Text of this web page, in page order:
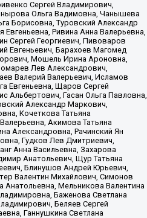
Сергей Владимирович,
Ольга Вадимовна, Чанышева
Борисовна, Туровский Александр
Евгеньевна, Ривина Анна Валерьевна,
Сергей Георгиевич, Пивоваров
Евгеньевич, Барахоев Магомед
Мошель Ирина Ароновна,
Лев Александрович,
Валерий Валерьевич, Исламов
Евгеньевна, Щаров Сергей
Альбертович, Гасан Ольга Павловна,
Александр Маркович,
Кочеткова Татьяна
Акимова Татьяна
Александровна, Рачинский Ян
Гудков Лев Дмитриевич,
Анна Васильевна, Захарова
Анатольевич, Щур Татьяна
Блинушов Андрей Юрьевич,
Валентин Михайлович, Симонов
Анатольевна, Мельникова Валентина
Баженова Светлана
Беляев Сергей
Ганнушкина Светлана